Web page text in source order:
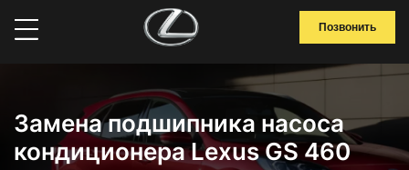
Позвонить
Замена подшипника насоса
кондиционера Lexus GS 460